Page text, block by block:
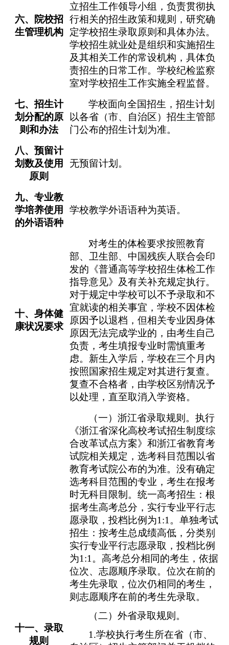
六、院校招
生管理机构
立招生工作领导小组，负责贯彻执
行相关的招生政策和规则，研究确
定学校招生录取原则和具体办法。
学校招生就业处是组织和实施招生
及其相关工作的常设机构，具体负
责招生的日常工作。学校纪检监察
室对学校招生工作实施全程监督。
七、招生计
划分配的原
则和办法
学校面向全国招生，招生计划
以各省（市、自治区）招生主管部
门公布的招生计划为准。
八、预留计
划数及使用
原则
无预留计划。
九、专业教
学培养使用
的外语语种
学校教学外语语种为英语。
十、身体健
康状况要求
对考生的体检要求按照教育
部、卫生部、中国残疾人联合会印
发的《普通高等学校招生体检工作
指导意见》及有关补充规定执行。
对于规定中学校可以不予录取和不
宜就读的相关事宜，学校不因体检
原因予以退档，但相关专业因身体
原因无法完成学业的，由考生自己
负责，考生填报专业时需慎重考
虑。新生入学后，学校在三个月内
按照国家招生规定对其进行复查。
复查不合格者，由学校区别情况予
以处理，直至取消入学资格。
十一、录取
规则
（一） 浙江省录取规则。执行
《浙江省深化高校考试招生制度综
合改革试点方案》和浙江省教育考
试院相关规定，选考科目范围以省
教育考试院公布的为准。没有确定
选考科目范围的专业，考生在报考
时无科目限制。 统一高考招生 ：根
据考生高考总分，实行专业平行志
愿录取，投档比例为1:1 。单独考试
招生 ：按考生总成绩高低，分类别
实行专业平行志愿录取，投档比例
为1:1 。高考总分相同的考生，依据
位次、志愿顺序录取。位次在前的
考生先录取，位次仍相同的考生，
则志愿顺序在前的考生先录取。
（二） 外省录取规则。
1.学校执行考生所在省（市、